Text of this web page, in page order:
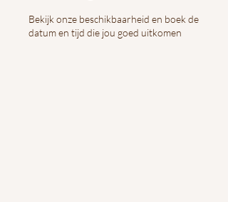
Bekijk onze beschikbaarheid en boek de
datum en tijd die jou goed uitkomen